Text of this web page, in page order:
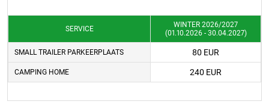
SERVICE
WINTER 2026/2027
(01.10.2026 - 30.04.2027)
SMALL TRAILER PARKEERPLAATS 80 EUR
CAMPING HOME 240 EUR